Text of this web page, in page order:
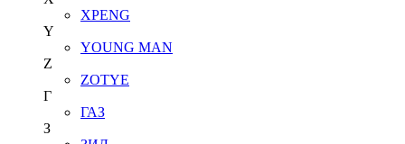
XPENG
Y
YOUNG MAN
Z
ZOTYE
Г
ГАЗ
З